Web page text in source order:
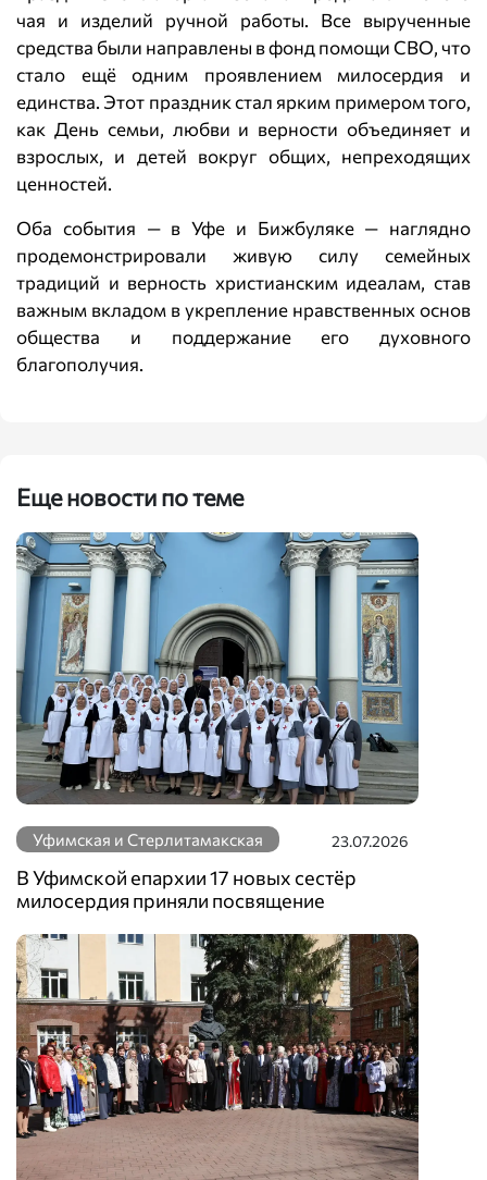
чая и изделий ручной работы. Все вырученные
средства были направлены в фонд помощи СВО, что
стало ещё одним проявлением милосердия и
единства. Этот праздник стал ярким примером того,
как День семьи, любви и верности объединяет и
взрослых, и детей вокруг общих, непреходящих
ценностей.
Оба события — в Уфе и Бижбуляке — наглядно
продемонстрировали живую силу семейных
традиций и верность христианским идеалам, став
важным вкладом в укрепление нравственных основ
общества и поддержание его духовного
благополучия.
Еще новости по теме
Уфимская и Стерлитамакская 23.07.2026
В Уфимской епархии 17 новых сестёр
милосердия приняли посвящение